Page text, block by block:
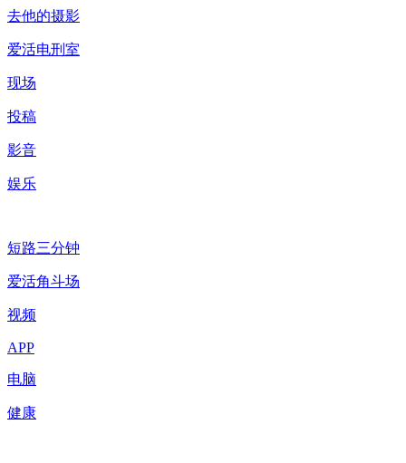
去他的摄影
爱活电刑室
现场
投稿
影音
娱乐
短路三分钟
爱活角斗场
视频
APP
电脑
健康